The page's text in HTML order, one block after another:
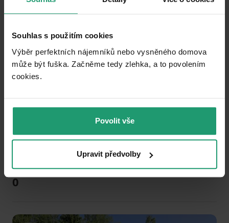
Souhlas s použitím cookies
Výběr perfektních nájemníků nebo vysněného domova
může být fuška. Začněme tedy zlehka, a to povolením
cookies.​
Povolit vše
Upravit předvolby
12 3
PRENÁJOM REKREAČNÉHO OBJEKTU
Hejnice - Hejnice, Liberecký kraj
0